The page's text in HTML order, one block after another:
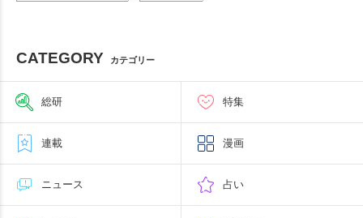
CATEGORY カテゴリー
総研 特集
連載 漫画
ニュース 占い